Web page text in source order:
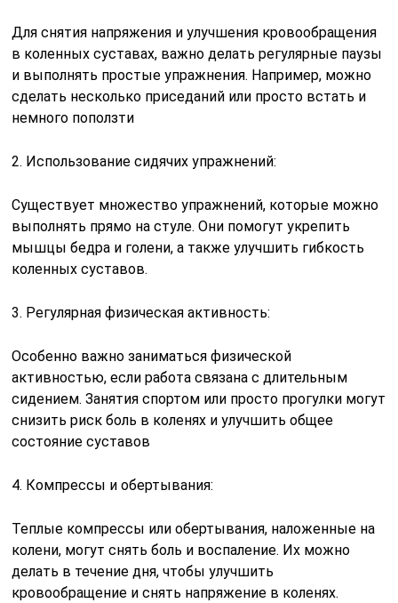
Для снятия напряжения и улучшения кровообращения
в коленных суставах, важно делать регулярные паузы
и выполнять простые упражнения. Например, можно
сделать несколько приседаний или просто встать и
немного поползти
2. Использование сидячих упражнений:
Существует множество упражнений, которые можно
выполнять прямо на стуле. Они помогут укрепить
мышцы бедра и голени, а также улучшить гибкость
коленных суставов.
3. Регулярная физическая активность:
Особенно важно заниматься физической
активностью, если работа связана с длительным
сидением. Занятия спортом или просто прогулки могут
снизить риск боль в коленях и улучшить общее
состояние суставов
4. Компрессы и обертывания:
Теплые компрессы или обертывания, наложенные на
колени, могут снять боль и воспаление. Их можно
делать в течение дня, чтобы улучшить
кровообращение и снять напряжение в коленях.